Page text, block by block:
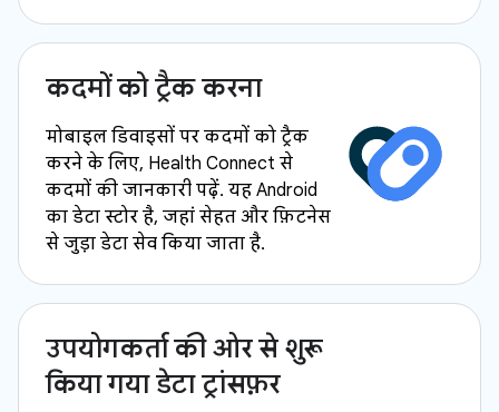
कदमों को ट्रैक करना
मोबाइल डिवाइसों पर कदमों को ट्रैक
करने के लिए, Health Connect से
कदमों की जानकारी पढ़ें. यह Android
का डेटा स्टोर है, जहां सेहत और फ़िटनेस
से जुड़ा डेटा सेव किया जाता है.
उपयोगकर्ता की ओर से शुरू
किया गया डेटा ट्रांसफ़र